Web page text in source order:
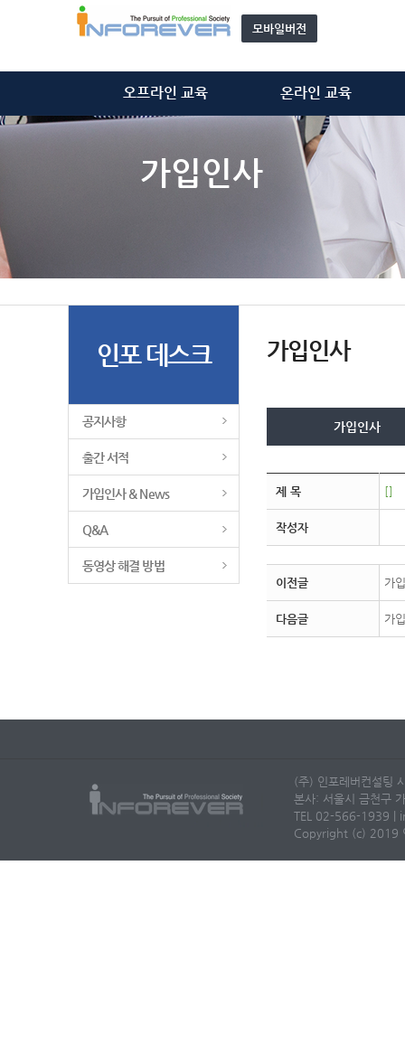
모바일버전
오프라인 교육
정보시스템감리사
ISMS-P 심사원
온라인 교육
정보처리기술사
정보시스템감리사
ISMS-P 심사원
개인정보관리사(CPPG)
기타 동영상
가입인사
인포 데스크
공지사항
출간 서적
가입인사 & News
Q&A
동영상 해결 방법
가입인사
가입인사
제 목 []
작성자
이전글 가
다음글 가
(주) 인포레버컨설팅
본사: 서울시 금천구
TEL 02-566-1939 |
Copyright (c) 2019